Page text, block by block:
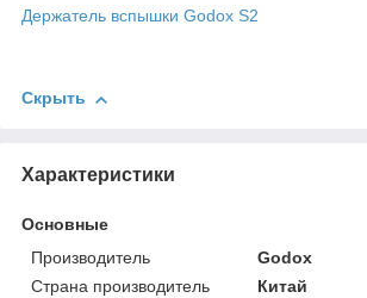
Держатель вспышки Godox S2
Скрыть
Характеристики
Основные
Производитель
Godox
Страна производитель
Китай